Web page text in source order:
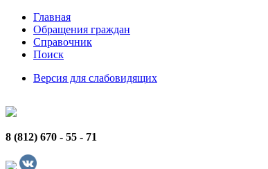
Главная
Обращения граждан
Справочник
Поиск
Версия для слабовидящих
8 (812) 670 - 55 - 71